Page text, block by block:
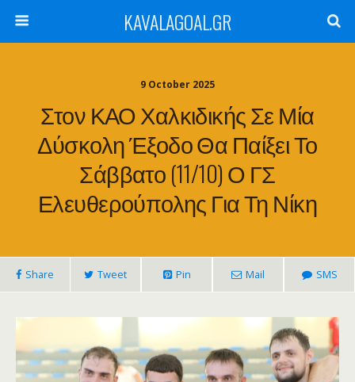
KAVALAGOAL.GR
9 October 2025
Στον ΚΑΟ Χαλκιδικής Σε Μία
Δύσκολη Έξοδο Θα Παίξει Το
Σάββατο (11/10) Ο ΓΣ
Ελευθερούπολης Για Τη Νίκη
Share Tweet Pin Mail SMS